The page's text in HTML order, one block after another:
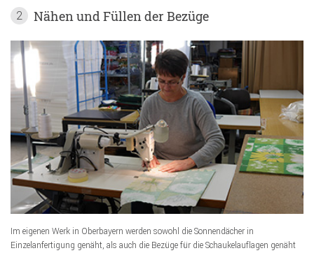
2 Nähen und Füllen der Bezüge
Im eigenen Werk in Oberbayern werden sowohl die Sonnendächer in
Einzelanfertigung genäht, als auch die Bezüge für die Schaukelauflagen genäht